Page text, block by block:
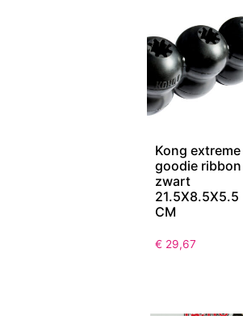
Kong extreme
goodie ribbon
zwart
21.5X8.5X5.5
CM
€ 29,67